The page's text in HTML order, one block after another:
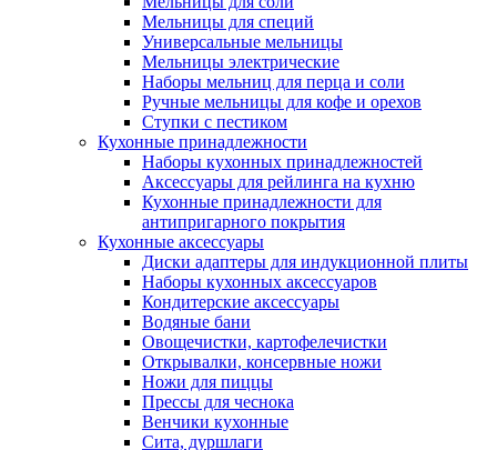
Мельницы для специй
Универсальные мельницы
Мельницы электрические
Наборы мельниц для перца и соли
Ручные мельницы для кофе и орехов
Ступки с пестиком
Кухонные принадлежности
Наборы кухонных принадлежностей
Аксессуары для рейлинга на кухню
Кухонные принадлежности для
антипригарного покрытия
Кухонные аксессуары
Диски адаптеры для индукционной плиты
Наборы кухонных аксессуаров
Кондитерские аксессуары
Водяные бани
Овощечистки, картофелечистки
Открывалки, консервные ножи
Ножи для пиццы
Прессы для чеснока
Венчики кухонные
Сита, дуршлаги